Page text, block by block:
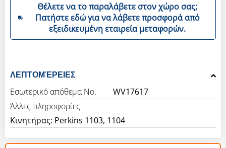
Θέλετε να το παραλάβετε στον χώρο σας;
Πατήστε εδώ για να λάβετε προσφορά από
εξειδικευμένη εταιρεία μεταφορών.
ΛΕΠΤΟΜΈΡΕΙΕΣ
Εσωτερικό απόθεμα Νο.
WV17617
Άλλες πληροφορίες